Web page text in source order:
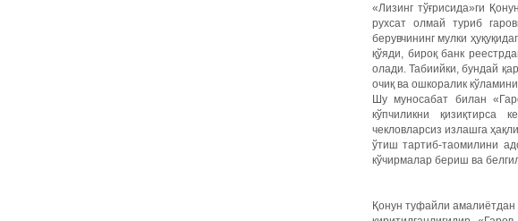
«Лизинг тўғрисида»ги Қонун
рухсат олмай туриб
берувчининг мулки
қўяди, бироқ банк
олади. Табиийки, бундай
очиқ ва ошкоралик
Шу муносабат билан
кўпчиликни қизиқтирса
чекловларсиз излашга
ўтиш тартиб-таомилини
кўчирмалар бериш ва
Қонун туфайли амалиётдан